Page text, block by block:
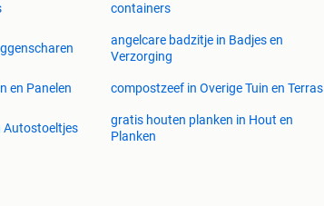
containers
angelcare badzitje in Badjes en
Verzorging
en Panelen compostzeef in Overige Tuin en Terras
Autostoeltjes
gratis houten planken in Hout en
Planken